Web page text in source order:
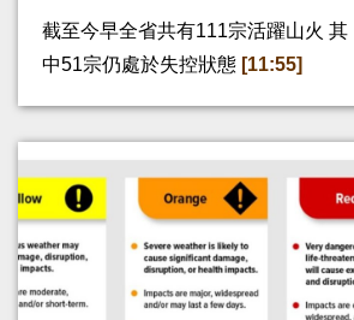
截至今早全省共有111宗活躍山火 其
中51宗仍處於失控狀態 [11:55]